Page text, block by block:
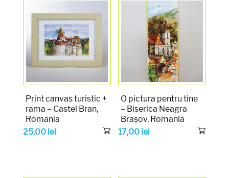
Print canvas turistic +
rama – Castel Bran,
Romania
25,00 lei
O pictura pentru tine
– Biserica Neagra
Brașov, Romania
17,00 lei